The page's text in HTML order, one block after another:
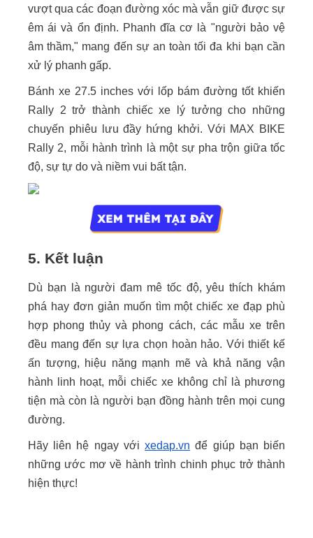
vượt qua các đoạn đường xóc mà vẫn giữ được sự
êm ái và ổn định. Phanh đĩa cơ là "người bảo vệ
âm thầm," mang đến sự an toàn tối đa khi bạn cần
xử lý phanh gấp.
Bánh xe 27.5 inches với lốp bám đường tốt khiến
Rally 2 trở thành chiếc xe lý tưởng cho những
chuyến phiêu lưu đầy hứng khởi. Với MAX BIKE
Rally 2, mỗi hành trình là một sự pha trộn giữa tốc
độ, sự tự do và niềm vui bất tận.
5. Kết luận
Dù bạn là người đam mê tốc độ, yêu thích khám
phá hay đơn giản muốn tìm một chiếc xe đạp phù
hợp phong thủy và phong cách, các mẫu xe trên
đều mang đến sự lựa chọn hoàn hảo. Với thiết kế
ấn tượng, hiệu năng mạnh mẽ và khả năng vận
hành linh hoạt, mỗi chiếc xe không chỉ là phương
tiện mà còn là người bạn đồng hành trên mọi cung
đường.
Hãy liên hệ ngay vớixedap.vn để giúp bạn biến
những ước mơ về hành trình chinh phục trở thành
hiện thực!